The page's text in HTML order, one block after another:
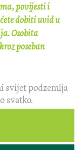
povijesti i
dobiti uvid u
Osobita
poseban
svijet podzemlja
svatko.